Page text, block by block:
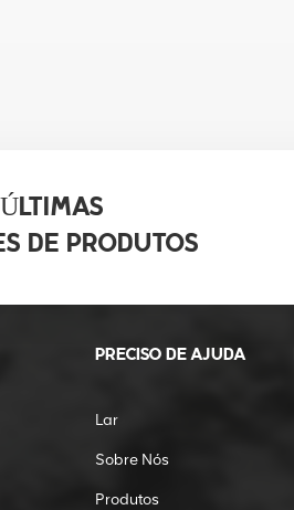
DE PRODUTOS
PRECISO DE AJUDA
Lar
Sobre Nós
Produtos